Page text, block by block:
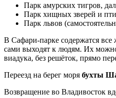
Парк амурских тигров,
Парк хищных зверей и
Парк львов
В Сафари-парке содержатся
сами выходят к людям. Их
виадука, без решёток, прямо
Переезд на берег моря бухты
Возвращение во Владивосток